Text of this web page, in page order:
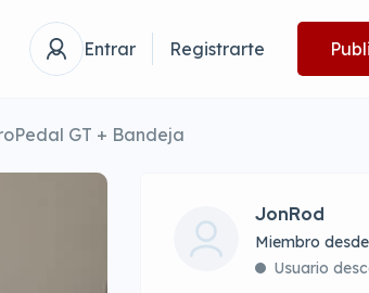
Entrar Registrarte
GT + Bandeja
JonRod
Miembro
Usuario